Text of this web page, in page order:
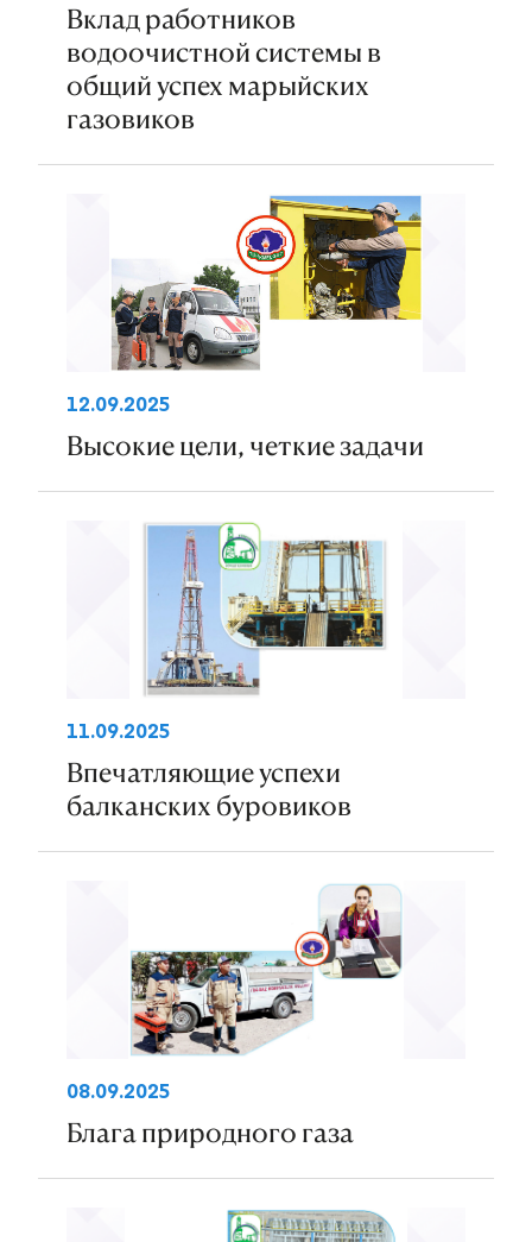
Вклад работников
водоочистной системы в
общий успех марыйских
газовиков
12.09.2025
Высокие цели, четкие задачи
11.09.2025
Впечатляющие успехи
балканских буровиков
08.09.2025
Блага природного газа